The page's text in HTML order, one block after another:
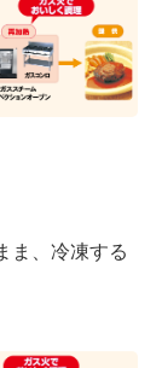
ま、冷凍する